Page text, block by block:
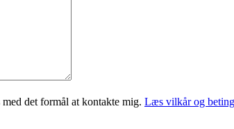
med det formål at kontakte mig. Læs vilkår og